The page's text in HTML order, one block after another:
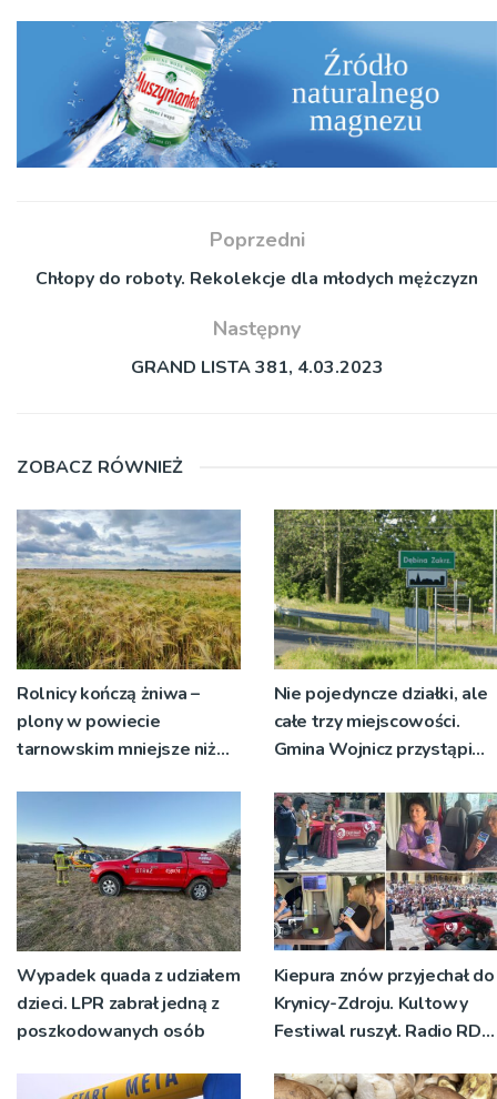
Poprzedni
Chłopy do roboty. Rekolekcje dla młodych mężczyzn
Następny
GRAND LISTA 381, 4.03.2023
ZOBACZ RÓWNIEŻ
Rolnicy kończą żniwa –
plony w powiecie
tarnowskim mniejsze niż
Nie pojedyncze działki, ale
całe trzy miejscowości.
Gmina Wojnicz przystąpi
planistycznych
Wypadek quada z udziałem
dzieci. LPR zabrał jedną z
poszkodowanych osób
Kiepura znów przyjechał do
Krynicy-Zdroju. Kultowy
Festiwal ruszył. Radio RDN
żywo [ZDJĘCIA]